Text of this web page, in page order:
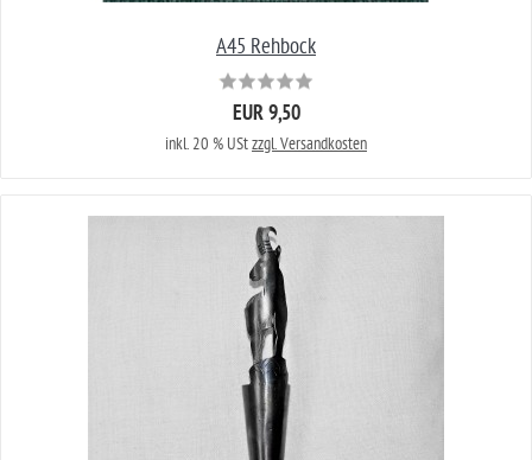
A45 Rehbock
EUR 9,50
inkl. 20 % UStzzgl. Versandkosten